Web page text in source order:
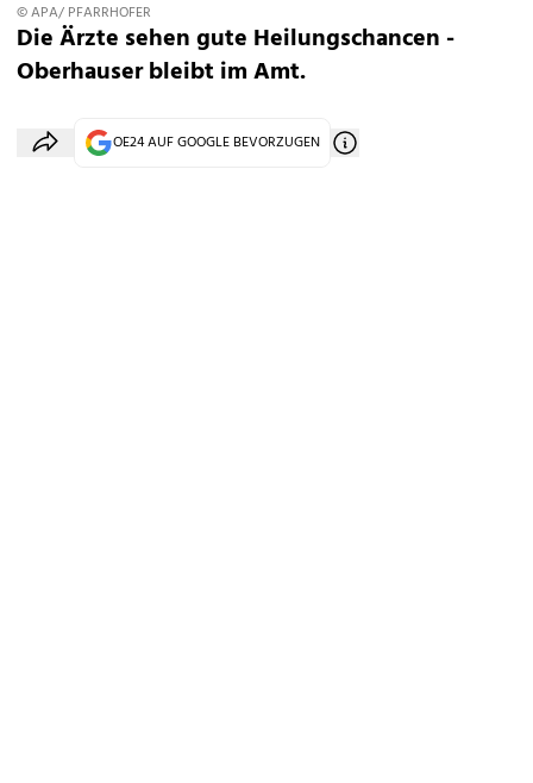
© APA/ PFARRHOFER
Die Ärzte sehen gute Heilungschancen -
Oberhauser bleibt im Amt.
OE24 AUF GOOGLE BEVORZUGEN